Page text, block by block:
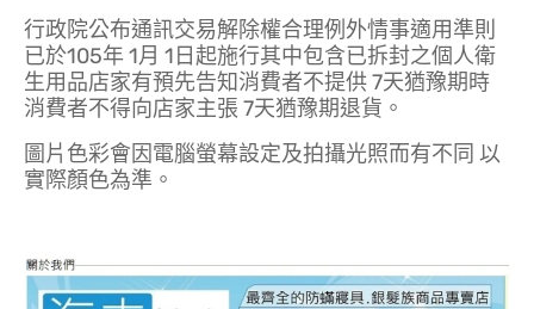
行政院公布通訊交易解除權合理例外情事適用準則
已於105年 1月 1日起施行其中包含已拆封之個人衛
生用品店家有預先告知消費者不提供 7天猶豫期時
消費者不得向店家主張 7天猶豫期退貨。
圖片色彩會因電腦螢幕設定及拍攝光照而有不同 以
實際顏色為準。